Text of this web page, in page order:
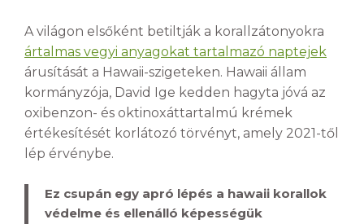
A világon elsőként betiltják a korallzátonyokra
ártalmas vegyi anyagokat tartalmazó naptejek
árusítását a Hawaii-szigeteken. Hawaii állam
kormányzója, David Ige kedden hagyta jóvá az
oxibenzon- és oktinoxáttartalmú krémek
értékesítését korlátozó törvényt, amely 2021-től
lép érvénybe.
Ez csupán egy apró lépés a hawaii korallok
védelme és ellenálló képességük